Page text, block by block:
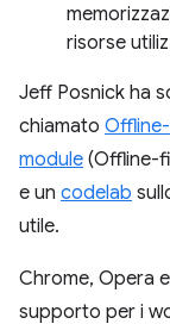
risorse
Jeff Posnick ha
chiamato
module (Offline-
e un codelab
utile.
Chrome, Opera
supporto per i